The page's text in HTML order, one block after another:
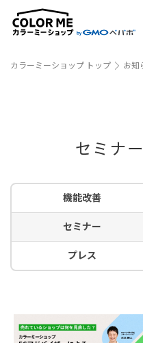
カラーミーショップ トップ お知
セミナ
機能改善
セミナー
プレス